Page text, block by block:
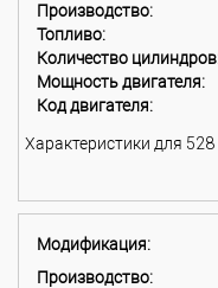
Производство:
Топливо:
Количество
Мощность двигателя:
Код двигателя:
Характеристики для
Модификация:
Производство: